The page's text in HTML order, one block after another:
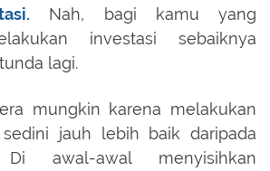
Nah, bagi kamu yang
investasi sebaiknya
lagi.
mungkin karena melakukan
jauh lebih baik daripada
Di awal-awal menyisihkan